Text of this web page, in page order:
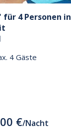
4 Personen in
4 Gäste
€/Nacht